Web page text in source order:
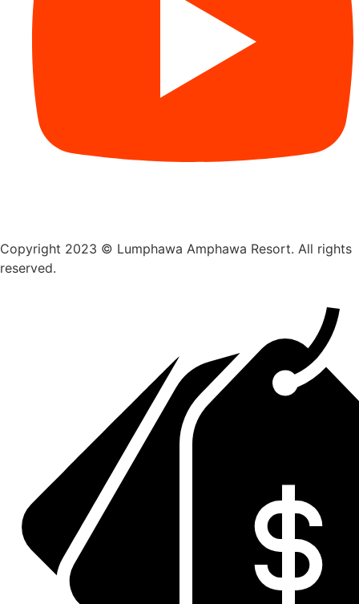
Copyright 2023 © Lumphawa Amphawa Resort. All rights
reserved.